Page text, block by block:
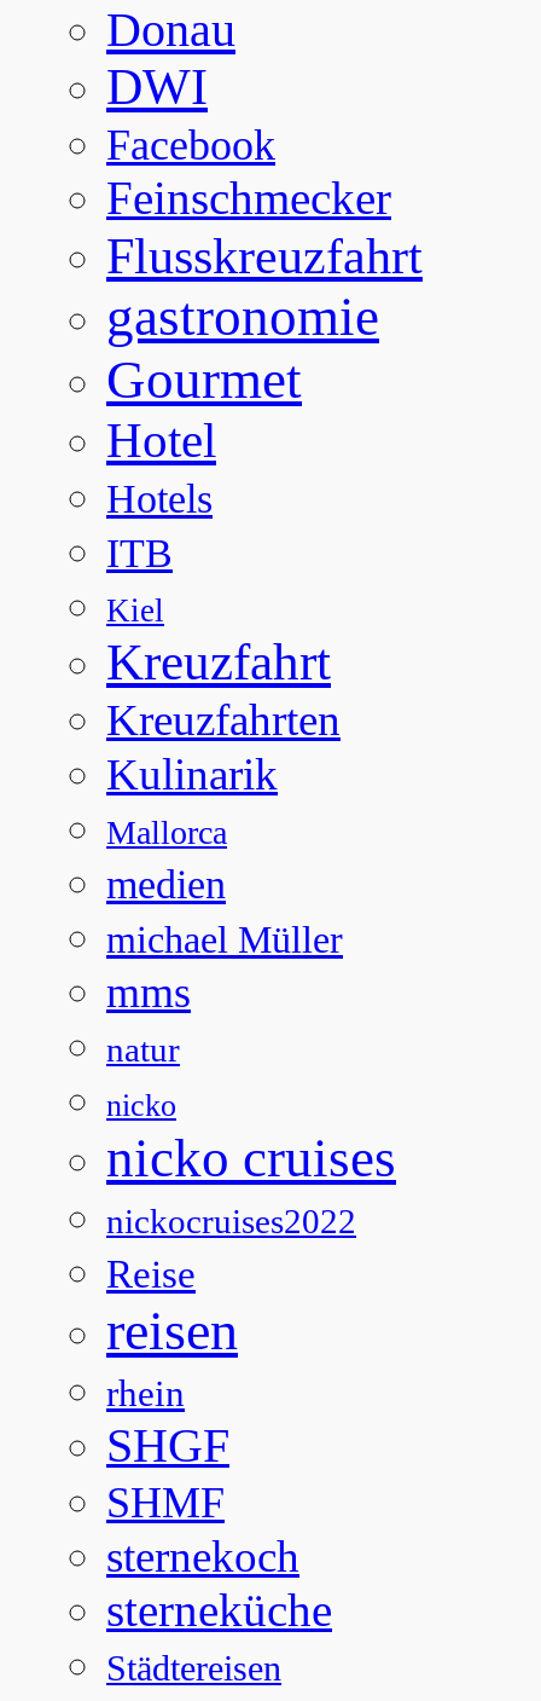
Donau
DWI
Facebook
Feinschmecker
Flusskreuzfahrt
gastronomie
Gourmet
Hotel
Hotels
ITB
Kiel
Kreuzfahrt
Kreuzfahrten
Kulinarik
Mallorca
medien
michael Müller
mms
natur
nicko
nicko cruises
nickocruises2022
Reise
reisen
rhein
SHGF
SHMF
sternekoch
sterneküche
Städtereisen